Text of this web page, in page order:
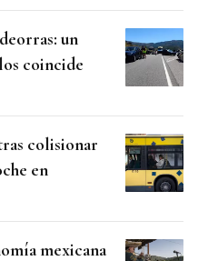
un
coincide
colisionar
en
mexicana